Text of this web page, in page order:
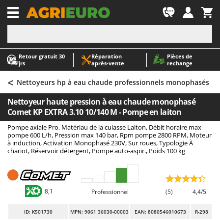
Retour gratuit 30
jrs
Réparation
après‑vente
Pièces de
rechange
-1
A
Abris de jardin
Accessoires pour tracteurs tondeuses autoportés
Aérateurs Scarificateurs pour gazon
Arracheuses de pommes de terre pour tracteur
Aspirateurs - Balais Électriques
Aspirateurs à cendres
Aspirateurs à feuilles sur roues
Aspirateurs de piscine
Aspirateurs Multifonctions
Atomiseurs agricoles pour tracteurs
Atomiseurs pour traitements
A
AgriEuro Premium
AgriEuro TOP-LINE
AGT
Aima
Airmec
AL-KO
ALA 2000
Alce
Alpina
Ama
< Nettoyeurs hp à eau chaude professionnels monophasés
Nettoyeur haute pression à eau chaude monophasé
Comet KP EXTRA 3.10 10/140 M - Pompe en laiton
Pompe axiale Pro, Matériau de la culasse Laiton, Débit horaire max
pompe 600 L/h, Pression max 140 bar, Rpm pompe 2800 RPM, Moteur
à induction, Activation Monophasé 230V, Sur roues, Typologie À
chariot, Réservoir détergent, Pompe auto-aspir., Poids 100 kg
8,1 Professionnel (5) 4,4/5
ID: K501730 MPN: 9061 36030-00003 EAN: 8080546010673 R-298